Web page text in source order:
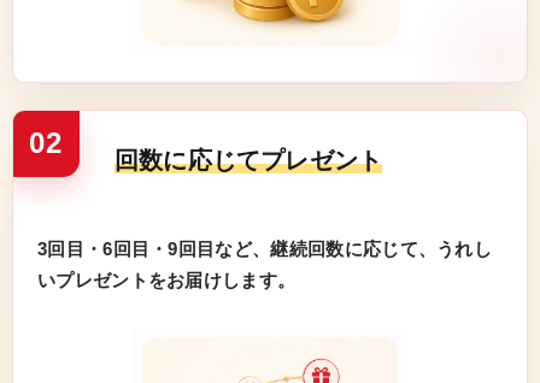
02
回数に応じてプレゼント
3回目・6回目・9回目など、継続回数に応じて、うれし
いプレゼントをお届けします。